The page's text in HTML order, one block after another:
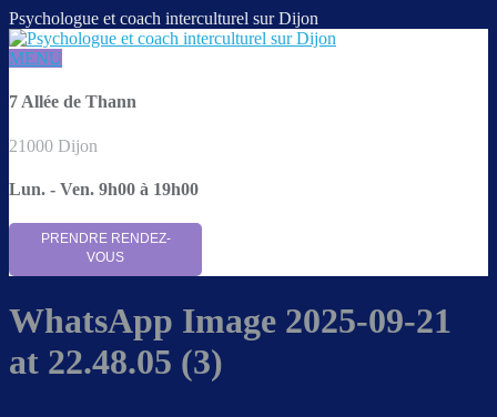
Psychologue et coach interculturel sur Dijon
MENU
7 Allée de Thann
21000 Dijon
Lun. - Ven. 9h00 à 19h00
PRENDRE RENDEZ-
VOUS
WhatsApp Image 2025-09-21
at 22.48.05 (3)